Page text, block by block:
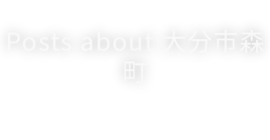
Posts about 大分市森